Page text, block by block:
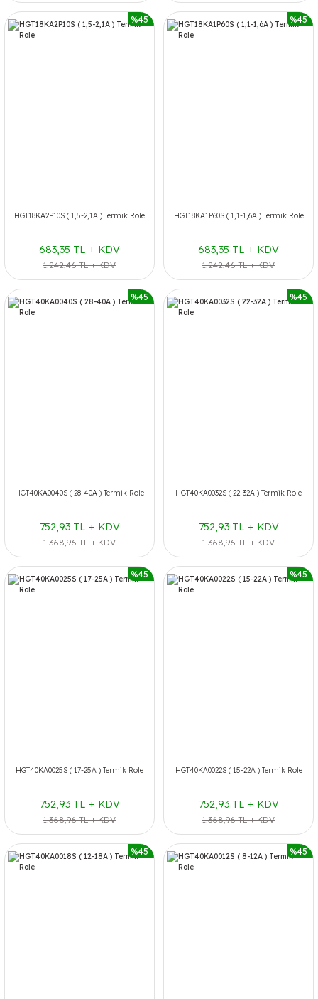
%45
HGT18KA2P10S ( 1,5-2,1A ) Termik Role
683,35 TL + KDV
1.242,46 TL + KDV
%45
HGT18KA1P60S ( 1,1-1,6A ) Termik Role
683,35 TL + KDV
1.242,46 TL + KDV
%45
HGT40KA0040S ( 28-40A ) Termik Role
752,93 TL + KDV
1.368,96 TL + KDV
%45
HGT40KA0032S ( 22-32A ) Termik Role
752,93 TL + KDV
1.368,96 TL + KDV
%45
HGT40KA0025S ( 17-25A ) Termik Role
752,93 TL + KDV
1.368,96 TL + KDV
%45
HGT40KA0022S ( 15-22A ) Termik Role
752,93 TL + KDV
1.368,96 TL + KDV
%45 %45